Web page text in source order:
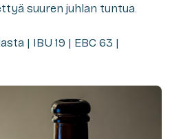
suuren juhlan tuntua.
| IBU 19 | EBC 63 |